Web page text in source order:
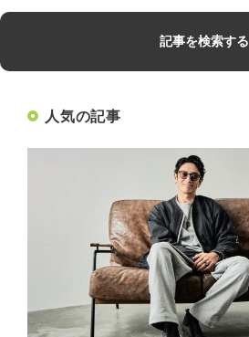
記事を検索する
人気の記事